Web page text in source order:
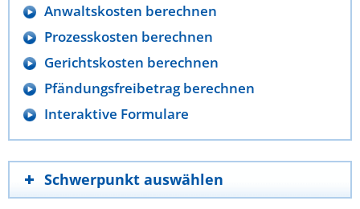
Anwaltskosten berechnen
Prozesskosten berechnen
Gerichtskosten berechnen
Pfändungsfreibetrag berechnen
Interaktive Formulare
Schwerpunkt auswählen